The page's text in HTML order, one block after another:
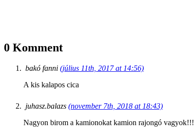
0 Komment
bakó fanni (július 11th, 2017 at 14:56)
A kis kalapos cica
juhasz.balazs (november 7th, 2018 at 18:43)
Nagyon birom a kamionokat kamion rajongó vagyok!!!